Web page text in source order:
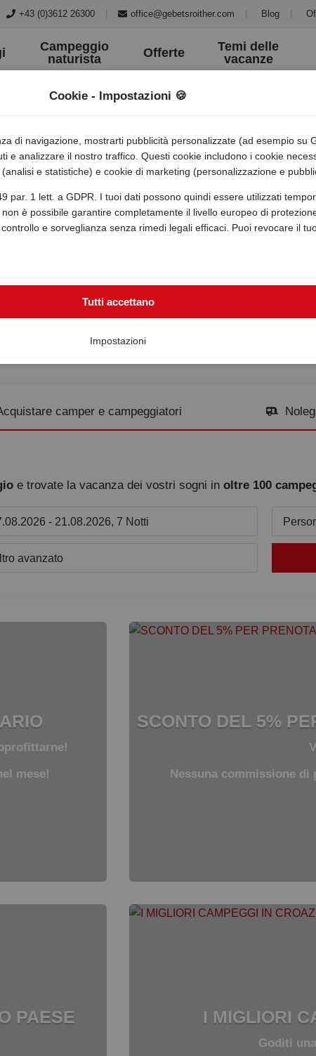
+43 (0)3612 26300 | office@gebetsroither.com | Blog |
Campeggio
naturista
Offerte
Temi delle
vacanze
camper e campeggiatori
e trovate la vacanza dei vostri sogni in oltre 100
- 21.08.2026, 7 Notti
avanzato
mese!
SCONTO DEL 5%
Nessuna commissione
PAESE I MIGLIORI
Goditi
Cookie - Impostazioni 🍪
di navigazione, mostrarti pubblicità personalizzate (ad esempio su
e analizzare il nostro traffico. Questi cookie includono i cookie
e statistiche) e cookie di marketing (personalizzazione e
par. 1 lett. a GDPR. I tuoi dati possono quindi essere utilizzati
è possibile garantire completamente il livello europeo di
e sorveglianza senza rimedi legali efficaci. Puoi revocare il
Impostazioni
Tutti accettano